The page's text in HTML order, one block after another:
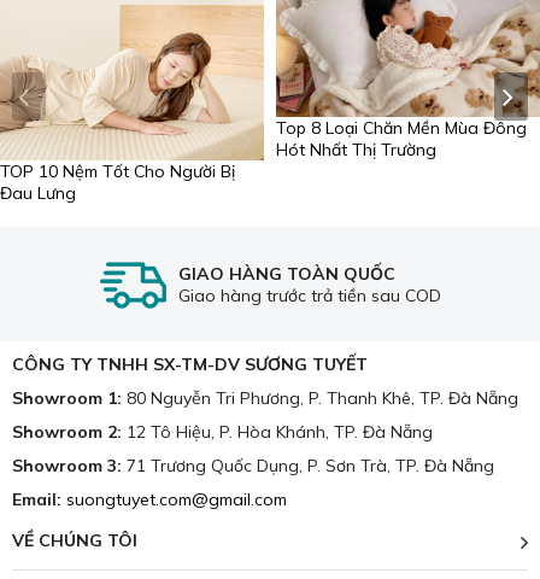
– Sau khi lau sạch, phơi gối ở nơi thoáng mát, không có
ánh nắng mặt trời chiếu vào. Có thể dùng quạt máy để
làm khô gối.
– Nếu gối không có vết bẩn nào lớn thì dùng khăn lau khô,
thay vỏ gối và hút bụi.
Sương Tuyết Đà Nẵng - Cung cấp gối giá rẻ
Tại TP. Đà Nẵng, cửa hàng Chăn ga gối nệm Sương
là đơn vị có hơn 30 năm có mặt trên địa bàn thành
Tại đây chuyên cung cấp các loại gối, ruột gối đầy đủ thể
loại như: Ruột gối ôm, ruột gối 50 x 70 cm, ruột gối 40 x 60
cm, ruột gối vuông, sử dụng các chất liệu khác nhau như
gối bông, gối cao su, gối lông vũ, gối cao su non ... của các
thương hiệu hàng đầu thế giới và Việt Nam.
Với hơn 1000 mẫu vải và chất liệu vỏ bọc đa dạng:
cotton, vải gấm, vải voan, vải lụa..
Trong đó, gối em bé, gối cho trẻ sơ sinh, trẻ nhỏ... các loại
TOP 10 Nệm Tốt Cho Người Bị
Đau Lưng
Top 8 Loại Chăn Mền Mùa Đông
Hót Nhất Thị Trường
GIAO HÀNG TOÀN QUỐC
Giao hàng trước trả tiền sau COD
CÔNG TY TNHH SX-TM-DV SƯƠNG TUYẾT
Showroom 1: 80 Nguyễn Tri Phương, P. Thanh Khê, TP. Đà Nẵng
Showroom 2: 12 Tô Hiệu, P. Hòa Khánh, TP. Đà Nẵng
Showroom 3: 71 Trương Quốc Dụng, P. Sơn Trà, TP. Đà Nẵng
Email: suongtuyet.com@gmail.com
VỀ CHÚNG TÔI